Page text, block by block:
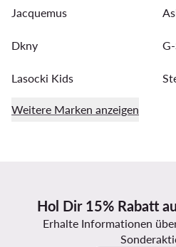
Jacquemus
Dkny
Lasocki Kids
Weitere Marken anzeigen
Hol Dir 15% Rabatt
Erhalte Informationen